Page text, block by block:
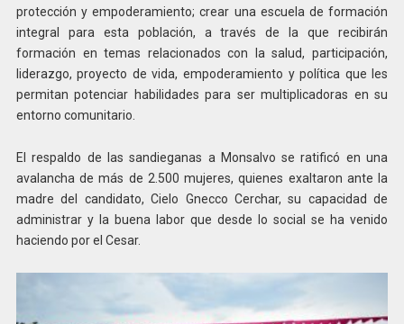
protección y empoderamiento; crear una escuela de formación
integral para esta población, a través de la que recibirán
formación en temas relacionados con la salud, participación,
liderazgo, proyecto de vida, empoderamiento y política que les
permitan potenciar habilidades para ser multiplicadoras en su
entorno comunitario.
El respaldo de las sandieganas a Monsalvo se ratificó en una
avalancha de más de 2.500 mujeres, quienes exaltaron ante la
madre del candidato, Cielo Gnecco Cerchar, su capacidad de
administrar y la buena labor que desde lo social se ha venido
haciendo por el Cesar.